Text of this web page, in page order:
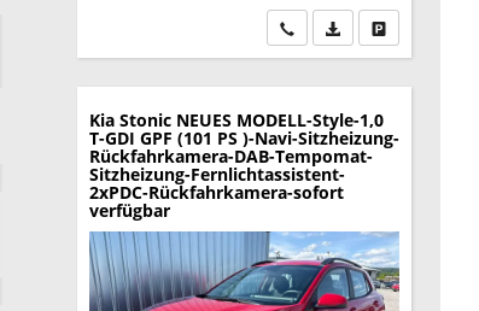
Wir rufen Sie an
PDF-Datei,Drucken,
Kia Stonic NEUES MODELL-Style-1,0
T-GDI GPF (101 PS )-Navi-Sitzheizung-
Rückfahrkamera-DAB-Tempomat-
Sitzheizung-Fernlichtassistent-
2xPDC-Rückfahrkamera-sofort
verfügbar